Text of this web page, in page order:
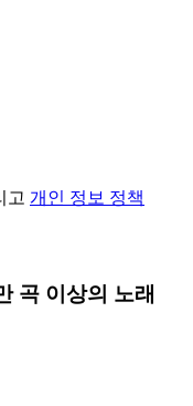
고 개인 정보 정책
곡 이상의 노래